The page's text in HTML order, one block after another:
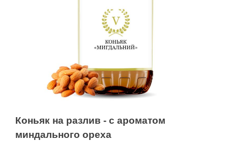
Коньяк на разлив - с ароматом
миндального ореха